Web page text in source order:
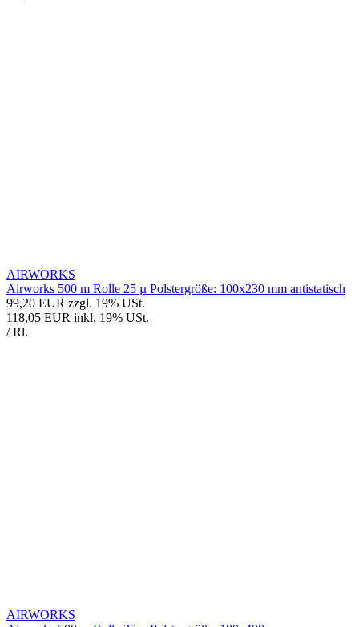
AIRWORKS
Airworks 500 m Rolle 25 µ Polstergröße: 100x230 mm antistatisch
99,20 EUR zzgl. 19% USt.
118,05 EUR inkl. 19% USt.
/ Rl.
AIRWORKS